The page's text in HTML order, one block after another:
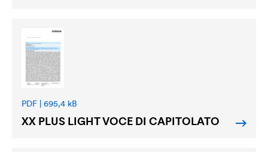
PDF | 695,4 kB
XX PLUS LIGHT VOCE DI CAPITOLATO